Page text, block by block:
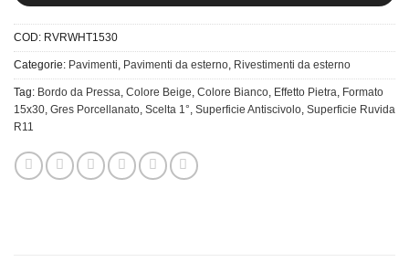
COD: RVRWHT1530
Categorie: Pavimenti, Pavimenti da esterno, Rivestimenti da esterno
Tag: Bordo da Pressa, Colore Beige, Colore Bianco, Effetto Pietra, Formato
15x30, Gres Porcellanato, Scelta 1°, Superficie Antiscivolo, Superficie Ruvida
R11